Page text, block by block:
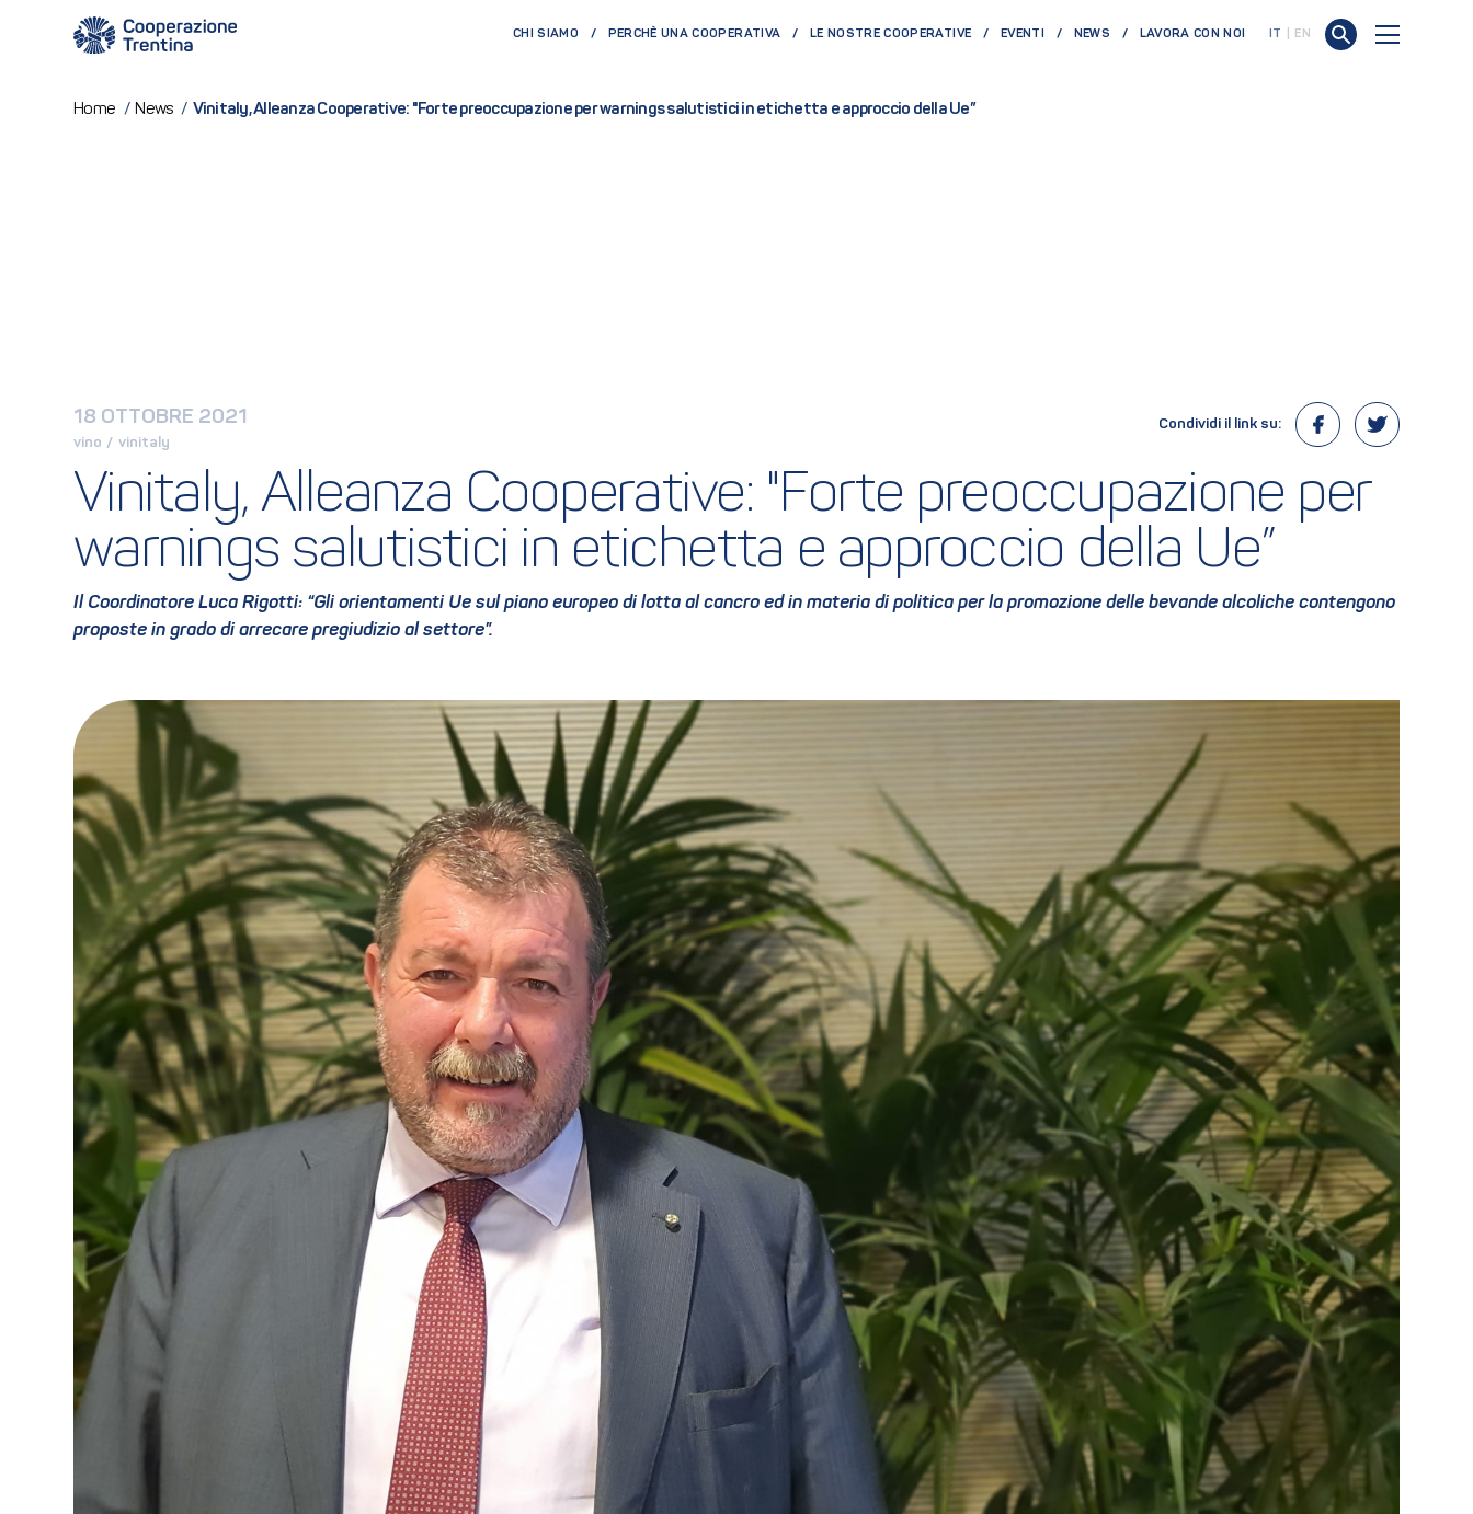
CHI SIAMO PERCHÈ UNA COOPERATIVA LE NOSTRE COOPERATIVE EVENTI NEWS LAVORA CON NOI IT EN
Home / News / Vinitaly, Alleanza Cooperative: "Forte preoccupazione per warnings salutistici in etichetta e approccio della Ue”
18 OTTOBRE 2021
vino / vinitaly
Condividi il link su:
Vinitaly, Alleanza Cooperative: "Forte preoccupazione per
warnings salutistici in etichetta e approccio della Ue”
Il Coordinatore Luca Rigotti: “Gli orientamenti Ue sul piano europeo di lotta al cancro ed in materia di politica per la promozione delle bevande alcoliche contengono
proposte in grado di arrecare pregiudizio al settore”.